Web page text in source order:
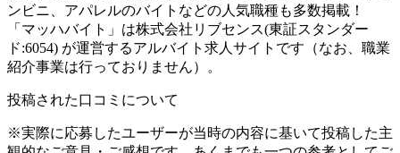
ンビニ、アパレルのバイトなどの人気職種も多数掲載！
「マッハバイト」は株式会社リブセンス(東証スタンダー
ド:6054) が運営するアルバイト求人サイトです（なお、職業
紹介事業は行っておりません）。
投稿された口コミについて
※実際に応募したユーザーが当時の内容に基いて投稿した主